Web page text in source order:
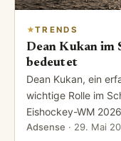
TRENDS
Dean Kukan im
bedeutet
Dean Kukan, ein
wichtige Rolle im
Eishockey-WM
Adsense · 29. Mai